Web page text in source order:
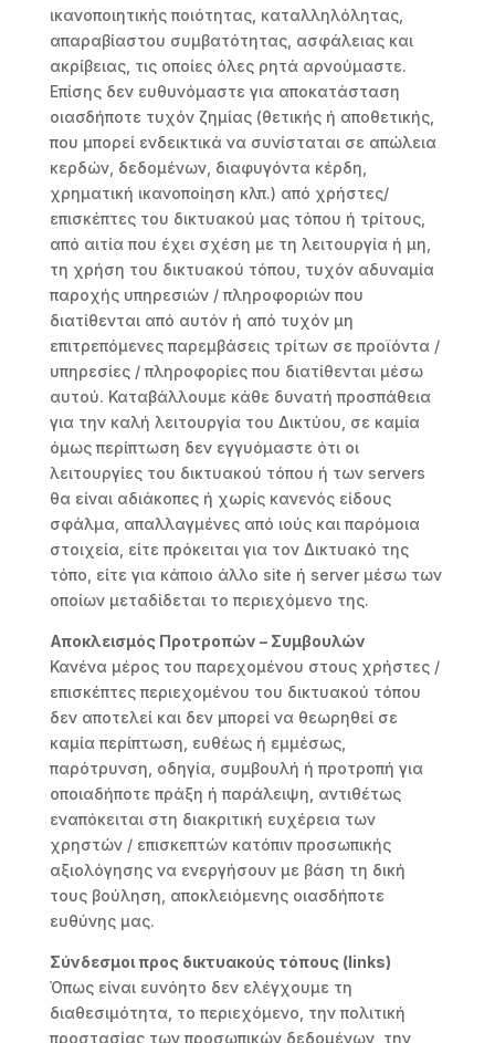
ικανοποιητικής ποιότητας, καταλληλόλητας,
απαραβίαστου συμβατότητας, ασφάλειας και
ακρίβειας, τις οποίες όλες ρητά αρνούμαστε.
Επίσης δεν ευθυνόμαστε για αποκατάσταση
οιασδήποτε τυχόν ζημίας (θετικής ή αποθετικής,
που μπορεί ενδεικτικά να συνίσταται σε απώλεια
κερδών, δεδομένων, διαφυγόντα κέρδη,
χρηματική ικανοποίηση κλπ.) από χρήστες/
επισκέπτες του δικτυακού μας τόπου ή τρίτους,
από αιτία που έχει σχέση με τη λειτουργία ή μη,
τη χρήση του δικτυακού τόπου, τυχόν αδυναμία
παροχής υπηρεσιών / πληροφοριών που
διατίθενται από αυτόν ή από τυχόν μη
επιτρεπόμενες παρεμβάσεις τρίτων σε προϊόντα /
υπηρεσίες / πληροφορίες που διατίθενται μέσω
αυτού. Καταβάλλουμε κάθε δυνατή προσπάθεια
για την καλή λειτουργία του Δικτύου, σε καμία
όμως περίπτωση δεν εγγυόμαστε ότι οι
λειτουργίες του δικτυακού τόπου ή των servers
θα είναι αδιάκοπες ή χωρίς κανενός είδους
σφάλμα, απαλλαγμένες από ιούς και παρόμοια
στοιχεία, είτε πρόκειται για τον Δικτυακό της
τόπο, είτε για κάποιο άλλο site ή server μέσω των
οποίων μεταδίδεται το περιεχόμενο της.
Αποκλεισμός Προτροπών – Συμβουλών
Κανένα μέρος του παρεχομένου στους χρήστες /
επισκέπτες περιεχομένου του δικτυακού τόπου
δεν αποτελεί και δεν μπορεί να θεωρηθεί σε
καμία περίπτωση, ευθέως ή εμμέσως,
παρότρυνση, οδηγία, συμβουλή ή προτροπή για
οποιαδήποτε πράξη ή παράλειψη, αντιθέτως
εναπόκειται στη διακριτική ευχέρεια των
χρηστών / επισκεπτών κατόπιν προσωπικής
αξιολόγησης να ενεργήσουν με βάση τη δική
τους βούληση, αποκλειόμενης οιασδήποτε
ευθύνης μας.
Σύνδεσμοι προς δικτυακούς τόπους (links)
Όπως είναι ευνόητο δεν ελέγχουμε τη
διαθεσιμότητα, το περιεχόμενο, την πολιτική
προστασίας των προσωπικών δεδομένων, την